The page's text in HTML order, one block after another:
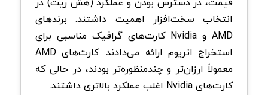
انتخاب سخت‌افزار اهمیت داشتند. برندهای
AMD و Nvidia کارت‌های گرافیک مناسبی برای
استخراج اتریوم ارائه می‌دادند. کارت‌های AMD
معمولاً ارزان‌تر و چندمنظوره‌تر بودند، در حالی که
کارت‌های Nvidia اغلب عملکرد بالاتری داشتند.